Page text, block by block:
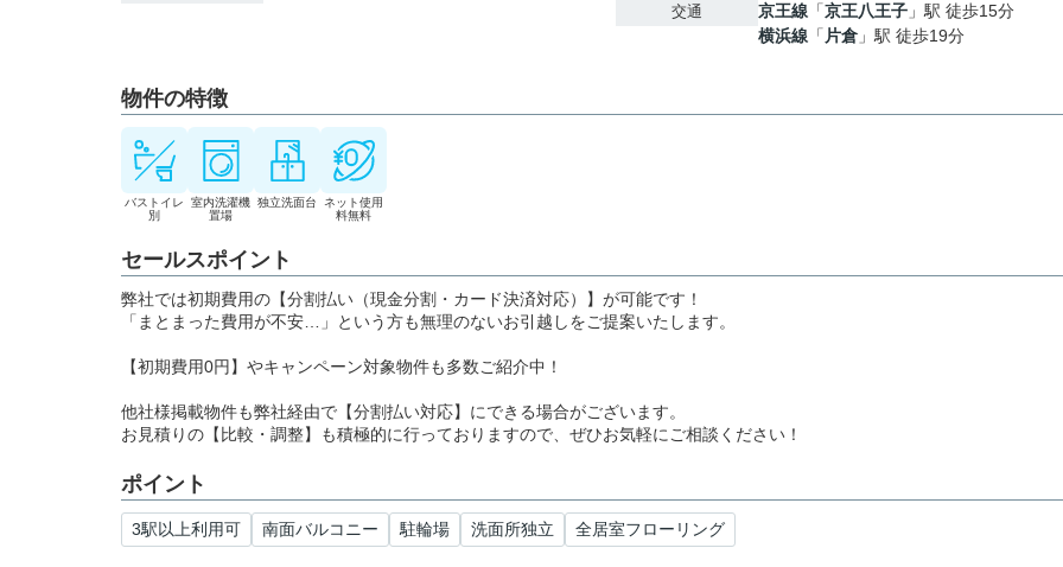
交通
京王線 「京王八王子 」駅 徒歩15分
横浜線 「 片倉 」駅 徒歩19分
物件の特徴
バストイレ
別
室内洗濯機
置場
独立洗面台
ネット使用
料無料
セールスポイント
弊社では初期費用の【分割払い（現金分割・カード決済対応）】が可能です！
「まとまった費用が不安…」という方も無理のないお引越しをご提案いたします。
【初期費用0円】やキャンペーン対象物件も多数ご紹介中！
他社様掲載物件も弊社経由で【分割払い対応】にできる場合がございます。
お見積りの【比較・調整】も積極的に行っておりますので、ぜひお気軽にご相談ください！
ポイント
3駅以上利用可 南面バルコニー 駐輪場 洗面所独立 全居室フローリング